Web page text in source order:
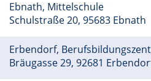
Ebnath, Mittelschule
Schulstraße 20, 95683 Ebnath
Erbendorf,
Bräugasse 29, 92681